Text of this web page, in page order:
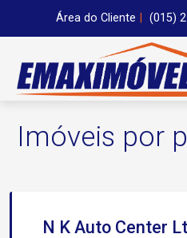
Área do Cliente (015)
Imóveis por
N K Auto Center